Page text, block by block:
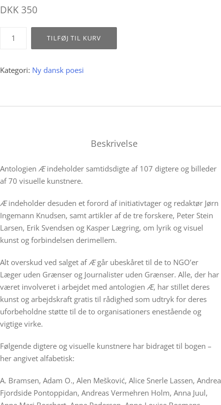
DKK 350
TILFØJ TIL KURV
Kategori: Ny dansk poesi
Beskrivelse
Antologien Æindeholder samtidsdigte af 107 digtere og billeder
af 70 visuelle kunstnere.
Æindeholder desuden et forord af initiativtager og redaktør Jørn
Ingemann Knudsen, samt artikler af de tre forskere, Peter Stein
Larsen, Erik Svendsen og Kasper Lægring, om lyrik og visuel
kunst og forbindelsen derimellem.
Alt overskud ved salget afÆgår ubeskåret til de to NGO’er
Læger uden Grænser og Journalister uden Grænser. Alle, der har
været involveret i arbejdet med antologien Æ, har stillet deres
kunst og arbejdskraft gratis til rådighed som udtryk for deres
uforbeholdne støtte til de to organisationers enestående og
vigtige virke.
Følgende digtere og visuelle kunstnere har bidraget til bogen –
her angivet alfabetisk:
A. Bramsen, Adam O., Alen Mešković, Alice Snerle Lassen, Andrea
Fjordside Pontoppidan, Andreas Vermehren Holm, Anna Juul,